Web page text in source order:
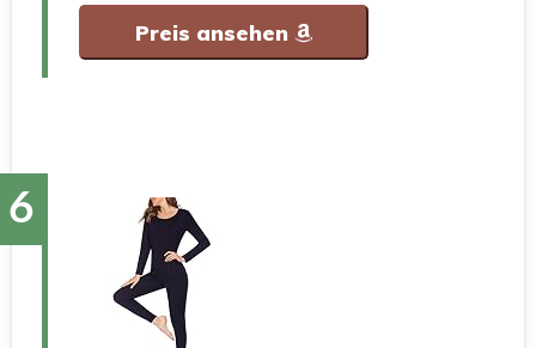
Preis ansehen